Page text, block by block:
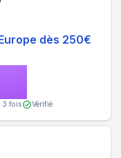
dès 250€
3 fois Vérifié